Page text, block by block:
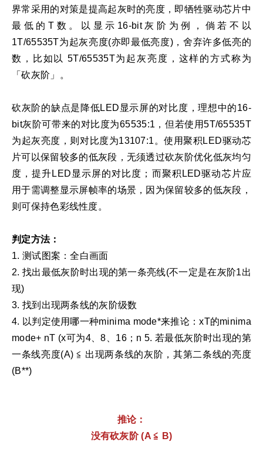
界常采用的对策是提高起灰时的亮度，即牺牲驱动芯片中
最低的T数。以显示16-bit灰阶为例，倘若不以
1T/65535T为起灰亮度(亦即最低亮度)，舍弃许多低亮的
数，比如以 5T/65535T为起灰亮度，这样的方式称为
「砍灰阶」。
砍灰阶的缺点是降低LED显示屏的对比度，理想中的16-
bit灰阶可带来的对比度为65535:1，但若使用5T/65535T
为起灰亮度，则对比度为13107:1。使用聚积LED驱动芯
片可以保留较多的低灰段，无须透过砍灰阶优化低灰均匀
度，提升LED显示屏的对比度；而聚积LED驱动芯片应
用于需调整显示屏帧率的场景，因为保留较多的低灰段，
则可保持色彩线性度。
判定方法：
1. 测试图案：全白画面
2. 找出最低灰阶时出现的第一条亮线(不一定是在灰阶1出
现)
3. 找到出现两条线的灰阶级数
4. 以判定使用哪一种minima mode*来推论：xT的minima
mode+ nT (x可为4、8、16；n 5. 若最低灰阶时出现的第
一条线亮度(A) ≦ 出现两条线的灰阶，其第二条线的亮度
(B**)
推论：
没有砍灰阶 (A≦ B)